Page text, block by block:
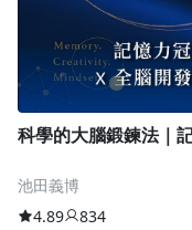
科學的大腦鍛鍊法｜
池田義博
4.89
834